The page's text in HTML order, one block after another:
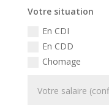
Votre situation
En CDI
En CDD
Chomage